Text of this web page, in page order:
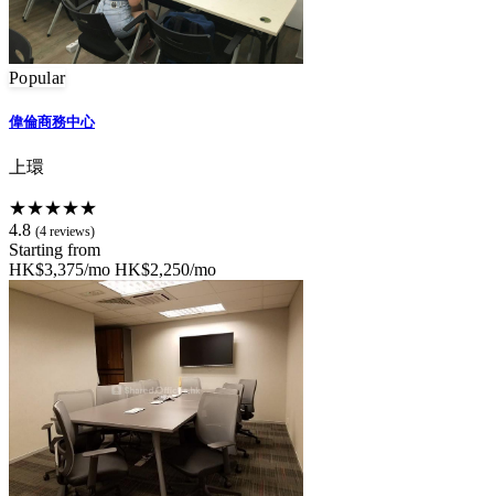
Popular
偉倫商務中心
上環
★★★★★
4.8 (4 reviews)
Starting from
HK$3,375/mo HK$2,250/mo